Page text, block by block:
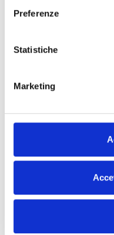
Preferenze
Statistiche
Marketing
STRASS
No disponible
gross-1440-strass
€ 24,00